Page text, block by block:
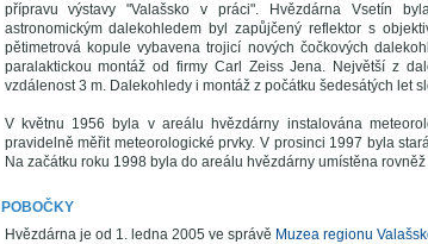
přípravu výstavy "Valašsko v práci". Hvězdárna Vsetín
astronomickým dalekohledem byl zapůjčený reflektor s
pětimetrová kopule vybavena trojicí nových čočkových
paralaktickou montáž od firmy Carl Zeiss Jena. Největší z
vzdálenost 3 m. Dalekohledy i montáž z počátku šedesátých let
V květnu 1956 byla v areálu hvězdárny instalována
pravidelně měřit meteorologické prvky. V prosinci 1997 byla
Na začátku roku 1998 byla do areálu hvězdárny umístěna
POBOČKY
Hvězdárna je od 1. ledna 2005 ve správě Muzea regionu